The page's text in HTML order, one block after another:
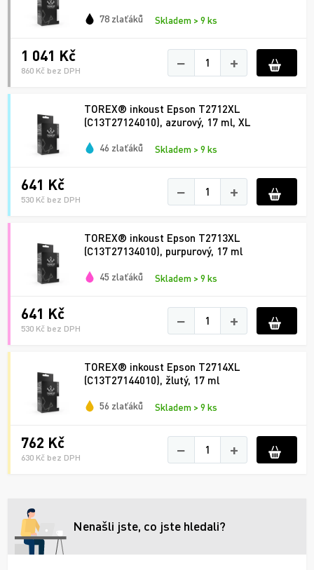
78 zlaťáků Skladem > 9 ks
1 041 Kč
860 Kč bez DPH − +
TOREX® inkoust Epson T2712XL
(C13T27124010), azurový, 17 ml, XL
46 zlaťáků Skladem > 9 ks
641 Kč
530 Kč bez DPH − +
TOREX® inkoust Epson T2713XL
(C13T27134010), purpurový, 17 ml
45 zlaťáků Skladem > 9 ks
641 Kč
530 Kč bez DPH − +
TOREX® inkoust Epson T2714XL
(C13T27144010), žlutý, 17 ml
56 zlaťáků Skladem > 9 ks
762 Kč
630 Kč bez DPH − +
Nenašli jste, co jste hledali?